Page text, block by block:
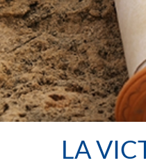
LA